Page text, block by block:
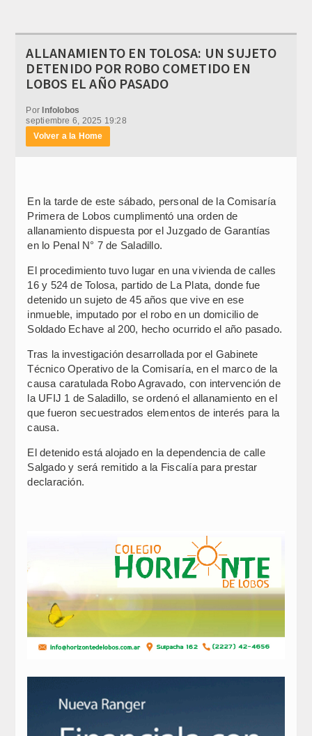
ALLANAMIENTO EN TOLOSA: UN SUJETO
DETENIDO POR ROBO COMETIDO EN
LOBOS EL AÑO PASADO
PorInfolobos
septiembre 6, 2025 19:28
Volver a la Home
En la tarde de este sábado, personal de la Comisaría
Primera de Lobos cumplimentó una orden de
allanamiento dispuesta por el Juzgado de Garantías
en lo Penal N° 7 de Saladillo.
El procedimiento tuvo lugar en una vivienda de calles
16 y 524 de Tolosa, partido de La Plata, donde fue
detenido un sujeto de 45 años que vive en ese
inmueble, imputado por el robo en un domicilio de
Soldado Echave al 200, hecho ocurrido el año pasado.
Tras la investigación desarrollada por el Gabinete
Técnico Operativo de la Comisaría, en el marco de la
causa caratulada Robo Agravado, con intervención de
la UFIJ 1 de Saladillo, se ordenó el allanamiento en el
que fueron secuestrados elementos de interés para la
causa.
El detenido está alojado en la dependencia de calle
Salgado y será remitido a la Fiscalía para prestar
declaración.